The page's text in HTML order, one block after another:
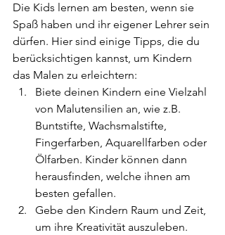
Die Kids lernen am besten, wenn sie
Spaß haben und ihr eigener Lehrer sein
dürfen. Hier sind einige Tipps, die du
berücksichtigen kannst, um Kindern
das Malen zu erleichtern:
Biete deinen Kindern eine Vielzahl
von Malutensilien an, wie z.B.
Buntstifte, Wachsmalstifte,
Fingerfarben, Aquarellfarben oder
Ölfarben. Kinder können dann
herausfinden, welche ihnen am
besten gefallen.
Gebe den Kindern Raum und Zeit,
um ihre Kreativität auszuleben.